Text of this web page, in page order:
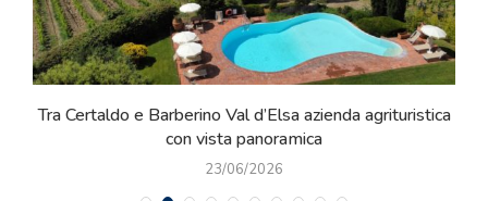
Tra Certaldo e Barberino Val d’Elsa azienda agrituristica
con vista panoramica
23/06/2026